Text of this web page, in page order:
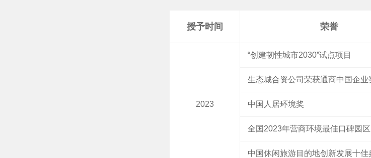
授予时间 荣誉
2023
“创建韧性城市2030”试点项目
生态城合资公司荣获通商中国企业
中国人居环境奖
全国2023年营商环境最佳口碑园区
中国休闲旅游目的地创新发展十佳